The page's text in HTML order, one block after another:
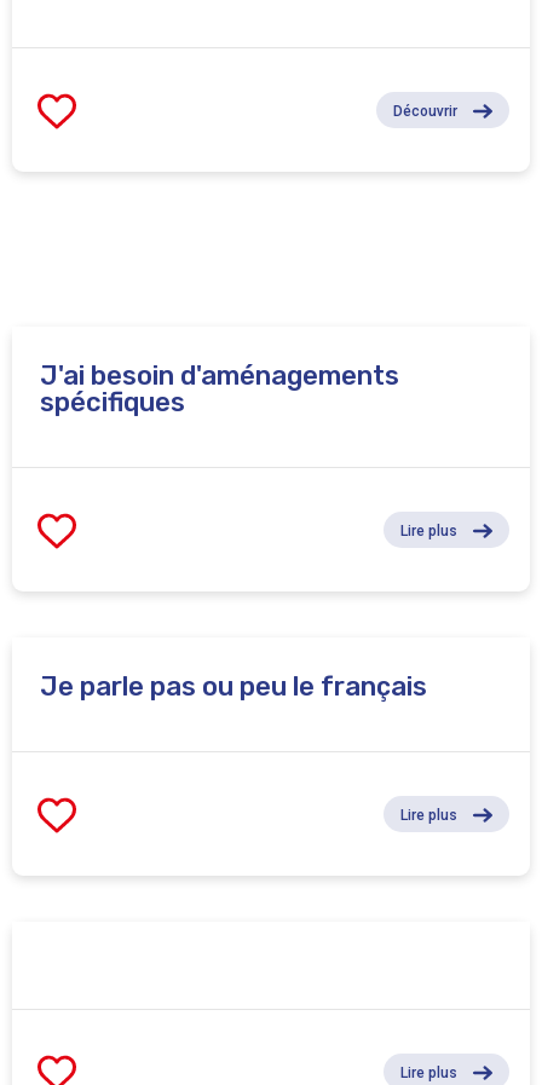
Découvrir
J'ai besoin d'aménagements
spécifiques
Lire plus
Je parle pas ou peu le français
Lire plus
Lire plus